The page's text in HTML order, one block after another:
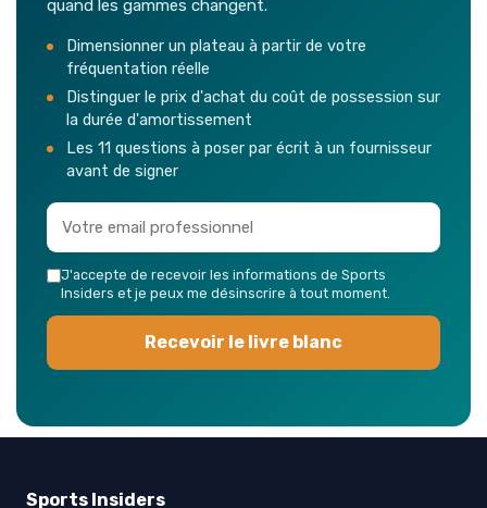
quand les gammes changent.
Dimensionner un plateau à partir de votre
fréquentation réelle
Distinguer le prix d'achat du coût de possession sur
la durée d'amortissement
Les 11 questions à poser par écrit à un fournisseur
avant de signer
J'accepte de recevoir les informations de Sports
Insiders et je peux me désinscrire à tout moment.
Recevoir le livre blanc
Sports Insiders